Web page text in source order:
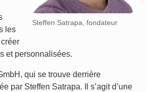
Steffen Satrapa, fondateur
les
et personnalisées.
qui se trouve derrière
par Steffen Satrapa. Il s’agit d’une